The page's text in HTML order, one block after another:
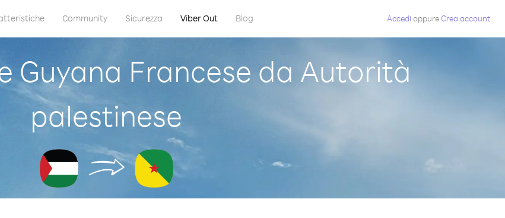
Community Sicurezza Viber Out Blog Accedi oppureCrea account
Guyana Francese da Autorità
palestinese